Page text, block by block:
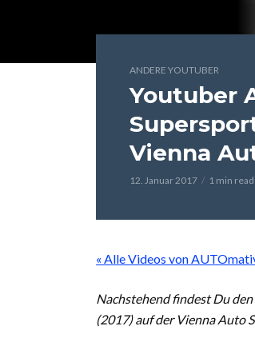
ANDERE YOUTUBER
Youtuber
Vienna
12. Januar 2017 1 min read
« Alle Videos von
Nachstehend findest Du
(2017) auf der Vienna Auto